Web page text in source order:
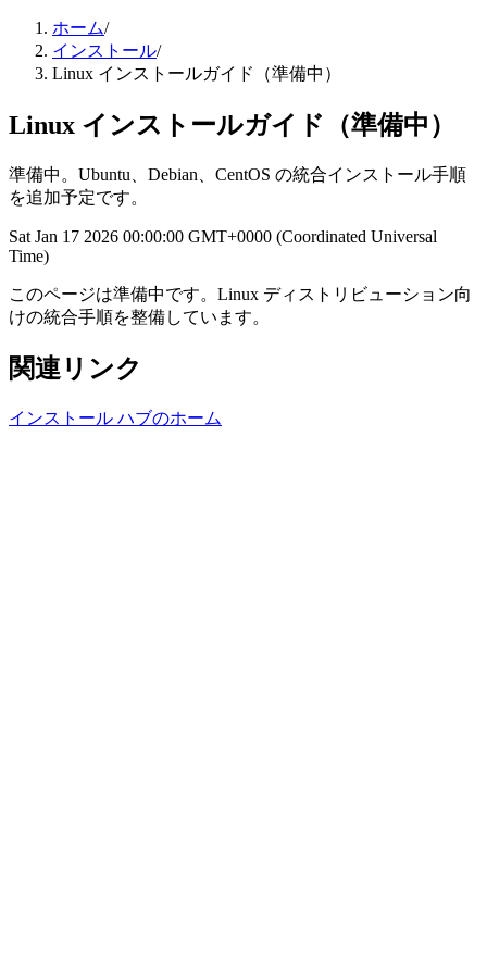
ホーム/
インストール/
Linux インストールガイド（準備中）
Linux インストールガイド（準備中）
準備中。Ubuntu、Debian、CentOS の統合インストール手順
を追加予定です。
Sat Jan 17 2026 00:00:00 GMT+0000 (Coordinated Universal
Time)
このページは準備中です。Linux ディストリビューション向
けの統合手順を整備しています。
関連リンク
インストール ハブのホーム